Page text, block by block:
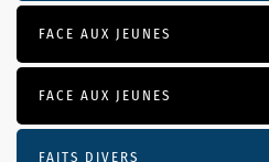
FACE AUX JEUNES
FACE AUX JEUNES
FAITS DIVERS